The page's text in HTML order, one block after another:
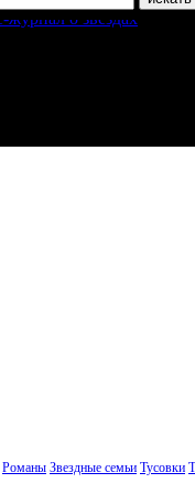
Романы Звездные семьи Тусовки